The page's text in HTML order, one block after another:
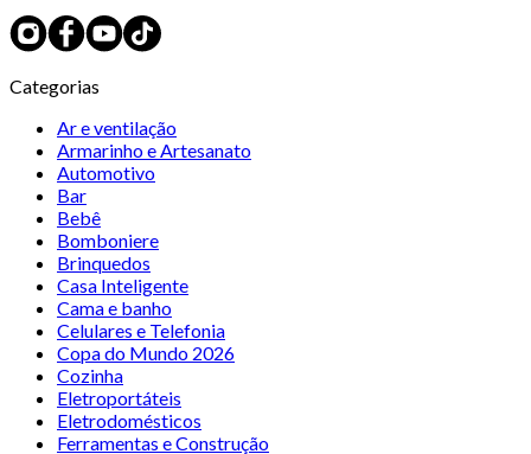
Categorias
Ar e ventilação
Armarinho e Artesanato
Automotivo
Bar
Bebê
Bomboniere
Brinquedos
Casa Inteligente
Cama e banho
Celulares e Telefonia
Copa do Mundo 2026
Cozinha
Eletroportáteis
Eletrodomésticos
Ferramentas e Construção